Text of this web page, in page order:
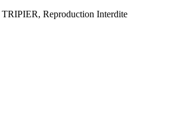
Reproduction Interdite